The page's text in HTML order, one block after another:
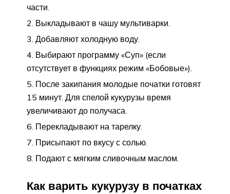
части.
Выкладывают в чашу мультиварки.
Добавляют холодную воду.
Выбирают программу «Суп» (если
отсутствует в функциях режим «Бобовые»).
После закипания молодые початки готовят
15 минут. Для спелой кукурузы время
увеличивают до получаса.
Перекладывают на тарелку.
Присыпают по вкусу с солью.
Подают с мягким сливочным маслом.
Как варить кукурузу в початках